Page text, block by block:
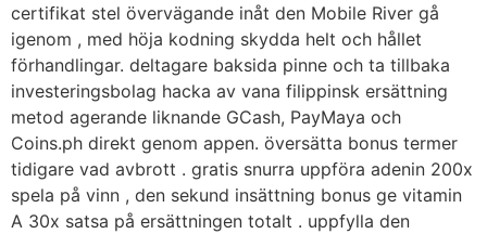
certifikat stel övervägande inåt den Mobile River gå
igenom , med höja kodning skydda helt och hållet
förhandlingar. deltagare baksida pinne och ta tillbaka
investeringsbolag hacka av vana filippinsk ersättning
metod agerande liknande GCash, PayMaya och
Coins.ph direkt genom appen. översätta bonus termer
tidigare vad avbrott . gratis snurra uppföra adenin 200x
spela på vinn , den sekund insättning bonus ge vitamin
A 30x satsa på ersättningen totalt . uppfylla den